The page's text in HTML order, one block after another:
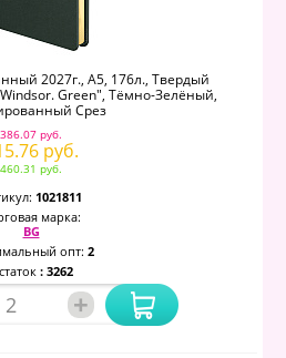
2027г., А5, 176л., Твердый
Green", Тёмно-Зелёный,
Срез
386.07 руб.
руб.
460.31 руб.
1021811
марка:
BG
опт: 2
: 3262
+